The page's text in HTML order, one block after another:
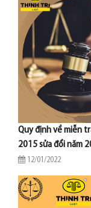
Quy định về miễn
2015 sửa đổi năm
12/01/2022